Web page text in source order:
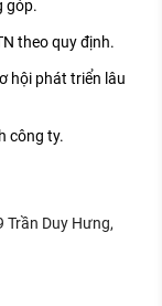
góp.
theo quy định.
hội phát triển lâu
công ty.
Trần Duy Hưng,